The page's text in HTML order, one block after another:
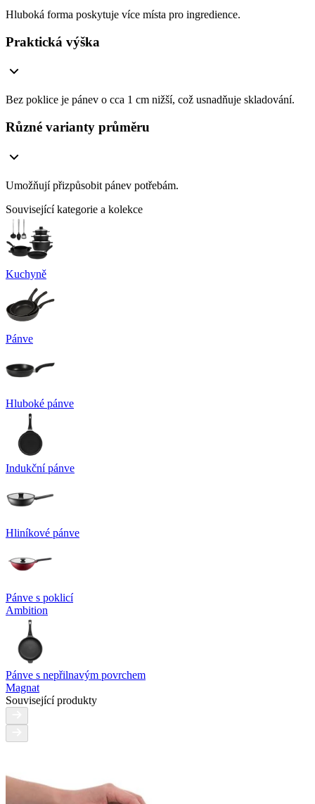
Hluboká forma poskytuje více místa pro ingredience.
Praktická výška
Bez poklice je pánev o cca 1 cm nižší, což usnadňuje skladování.
Různé varianty průměru
Umožňují přizpůsobit pánev potřebám.
Související kategorie a kolekce
Kuchyně
Pánve
Hluboké pánve
Indukční pánve
Hliníkové pánve
Pánve s poklicí
Ambition
Pánve s nepřilnavým povrchem
Magnat
Související produkty